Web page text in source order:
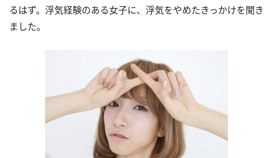
るはず。浮気経験のある女子に、浮気をやめたきっかけを聞き
ました。